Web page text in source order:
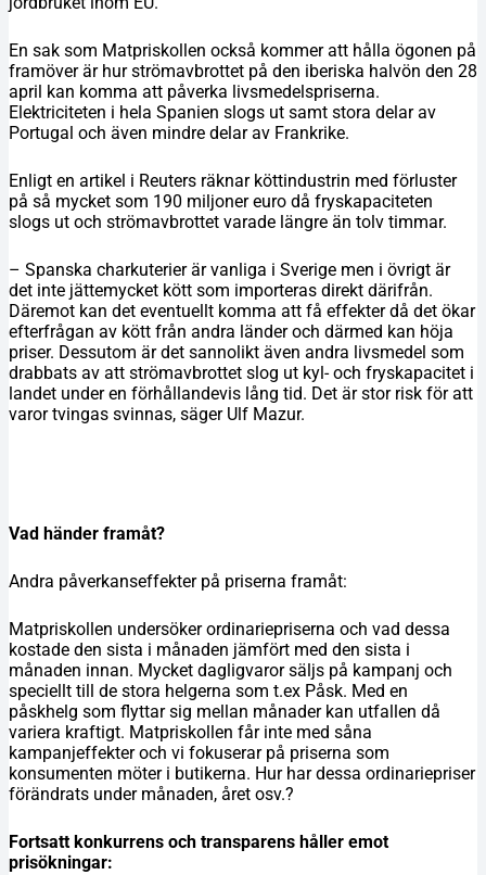
En sak som Matpriskollen också kommer att hålla ögonen på
framöver är hur strömavbrottet på den iberiska halvön den 28
april kan komma att påverka livsmedelspriserna.
Elektriciteten i hela Spanien slogs ut samt stora delar av
Portugal och även mindre delar av Frankrike.
Enligt en artikel i Reuters räknar köttindustrin med förluster
på så mycket som 190 miljoner euro då fryskapaciteten
slogs ut och strömavbrottet varade längre än tolv timmar.
– Spanska charkuterier är vanliga i Sverige men i övrigt är
det inte jättemycket kött som importeras direkt därifrån.
Däremot kan det eventuellt komma att få effekter då det ökar
efterfrågan av kött från andra länder och därmed kan höja
priser. Dessutom är det sannolikt även andra livsmedel som
drabbats av att strömavbrottet slog ut kyl- och fryskapacitet i
landet under en förhållandevis lång tid. Det är stor risk för att
varor tvingas svinnas, säger Ulf Mazur.
Vad händer framåt?
Andra påverkanseffekter på priserna framåt:
Matpriskollen undersöker ordinariepriserna och vad dessa
kostade den sista i månaden jämfört med den sista i
månaden innan. Mycket dagligvaror säljs på kampanj och
speciellt till de stora helgerna som t.ex Påsk. Med en
påskhelg som flyttar sig mellan månader kan utfallen då
variera kraftigt. Matpriskollen får inte med såna
kampanjeffekter och vi fokuserar på priserna som
konsumenten möter i butikerna. Hur har dessa ordinariepriser
förändrats under månaden, året osv.?
Fortsatt konkurrens och transparens håller emot
prisökningar: